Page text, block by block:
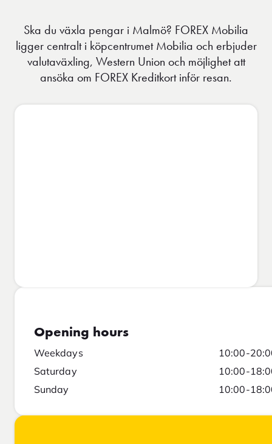
Ska du växla pengar i Malmö? FOREX Mobilia
ligger centralt i köpcentrumet Mobilia och erbjuder
valutaväxling, Western Union och möjlighet att
ansöka om FOREX Kreditkort inför resan.
Opening hours
Weekdays
10:00-
Saturday
10:00-
Sunday
10:00-